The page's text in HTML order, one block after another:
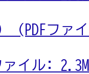
(PDFファ
ァイル: